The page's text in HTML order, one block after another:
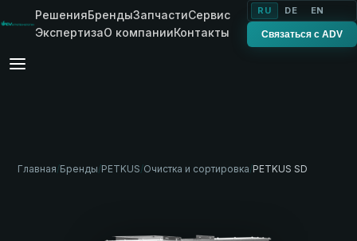
РешенияБрендыЗапчастиСервис
ЭкспертизаО компанииКонтакты
RU DE EN
Связаться с ADV
Главная/Бренды/PETKUS/Очистка и сортировка/PETKUS SD